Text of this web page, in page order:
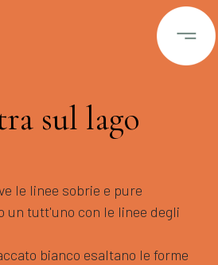
sul lago
le linee sobrie e pure
un tutt'uno con le linee degli
bianco esaltano le forme